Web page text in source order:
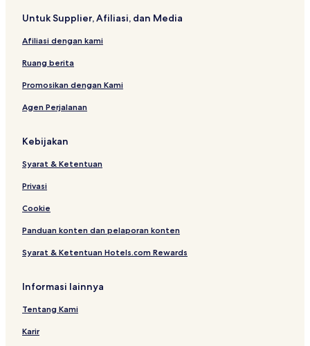
Untuk Supplier, Afiliasi, dan Media
Afiliasi dengan kami
Ruang berita
Promosikan dengan Kami
Agen Perjalanan
Kebijakan
Syarat & Ketentuan
Privasi
Cookie
Panduan konten dan pelaporan konten
Syarat & Ketentuan Hotels.com Rewards
Informasi lainnya
Tentang Kami
Karir